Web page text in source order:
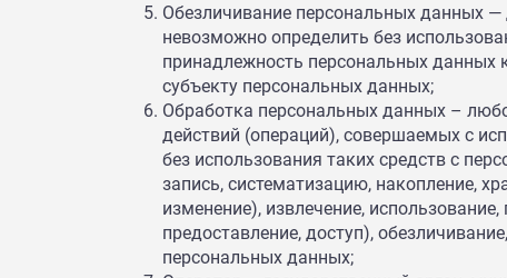
Обезличивание персональных данных —
невозможно определить без
принадлежность персональных
субъекту персональных данных;
Обработка персональных данных –
действий (операций), совершаемых с
без использования таких средств с
запись, систематизацию, накопление,
изменение), извлечение,
предоставление, доступ),
персональных данных;